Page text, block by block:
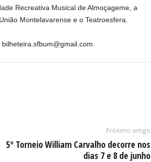
Recreativa Musical de Almoçageme, a
Montelavarense e o Teatroesfera.
Próximo artigo
5º Torneio William Carvalho decorre nos
dias 7 e 8 de junho